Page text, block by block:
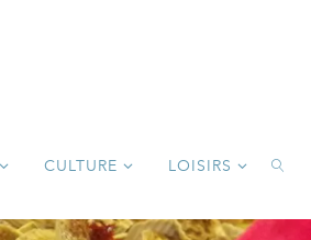
CULTURE LOISIRS